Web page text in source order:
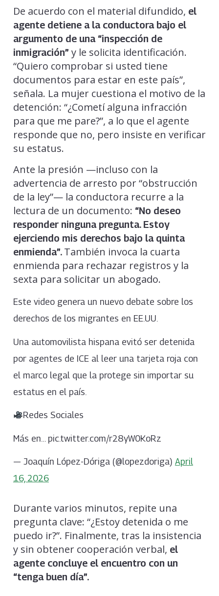
De acuerdo con el material difundido, el
agente detiene a la conductora bajo el
argumento de una “inspección de
inmigración” y le solicita identificación.
“Quiero comprobar si usted tiene
documentos para estar en este país”,
señala. La mujer cuestiona el motivo de la
detención: “¿Cometí alguna infracción
para que me pare?”, a lo que el agente
responde que no, pero insiste en verificar
su estatus.
Ante la presión —incluso con la
advertencia de arresto por “obstrucción
de la ley”— la conductora recurre a la
lectura de un documento: “No deseo
responder ninguna pregunta. Estoy
ejerciendo mis derechos bajo la quinta
enmienda”. También invoca la cuarta
enmienda para rechazar registros y la
sexta para solicitar un abogado.
Este video genera un nuevo debate sobre los
derechos de los migrantes en EE.UU.
Una automovilista hispana evitó ser detenida
por agentes de ICE al leer una tarjeta roja con
el marco legal que la protege sin importar su
estatus en el país.
Redes Sociales
Más en… pic.twitter.com/r28yW0KoRz
— Joaquín López-Dóriga (@lopezdoriga) April
16, 2026
Durante varios minutos, repite una
pregunta clave: “¿Estoy detenida o me
puedo ir?”. Finalmente, tras la insistencia
y sin obtener cooperación verbal, el
agente concluye el encuentro con un
“tenga buen día”.